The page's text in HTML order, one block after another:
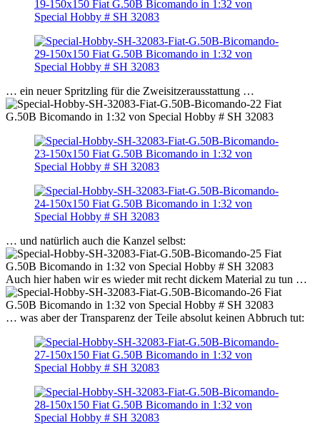
… ein neuer Spritzling für die Zweisitzerausstattung …
… und natürlich auch die Kanzel selbst:
Auch hier haben wir es wieder mit recht dickem Material zu tun …
… was aber der Transparenz der Teile absolut keinen Abbruch tut: